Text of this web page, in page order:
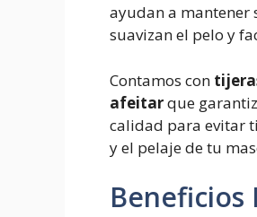
ayudan a mantener
suavizan el pelo y
Contamos con
afeitarque
calidad para evitar
y el pelaje de tu
Beneficios